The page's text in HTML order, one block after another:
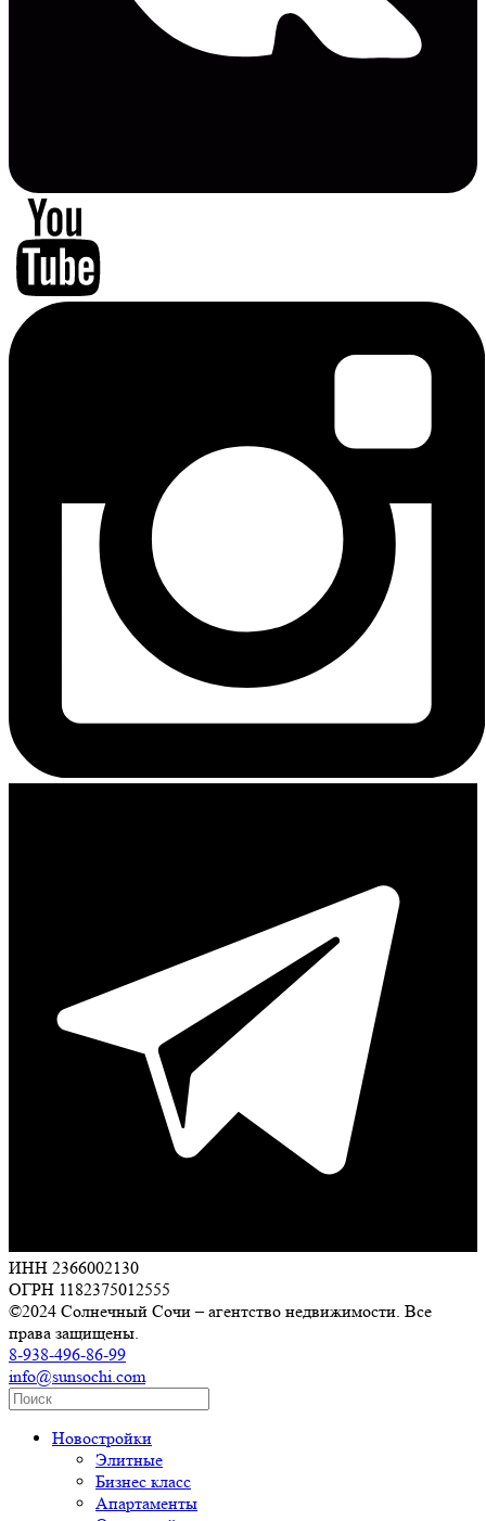
ИНН 2366002130
ОГРН 1182375012555
©2024 Солнечный Сочи – агентство недвижимости. Все
права защищены.
8-938-496-86-99
info@sunsochi.com
Новостройки
Элитные
Бизнес класс
Апартаменты